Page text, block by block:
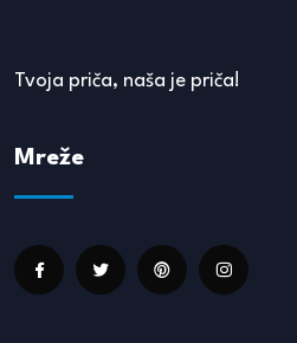
Tvoja priča, naša je priča!
Mreže